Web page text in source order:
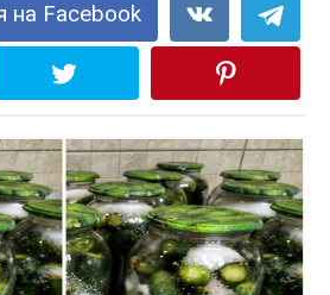
на Facebook